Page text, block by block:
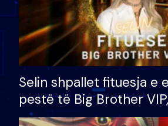
Selin shpallet fituesja e
pestë të Big Brother
çmimin e madh prej